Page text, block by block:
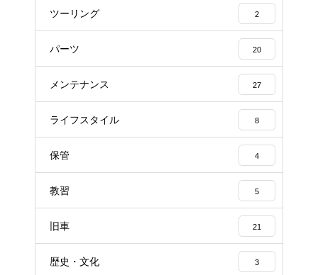
ツーリング 2
パーツ 20
メンテナンス 27
ライフスタイル 8
保管 4
教習 5
旧車 21
歴史・文化 3